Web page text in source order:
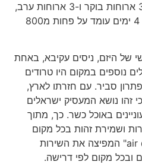
לאתרי הנופש. המחיר עבור 3 ארוחות בוקר ו-3 ארוחות ערב,
בחופשה ממוצעת 3 לילות ו- 4 ימים עומד על פחות מ800
של היזם, ניסים עקיבא, באחת
נוספים במקום היו טרודים
סביר. עם חזרתו לארץ,
זהו נושא המעסיק ישראלים
באוכל כשר. כך, מתוך
ושמירת זהות בכל מקום
בעולם, נולדה "אייר שף air chef" המפיצה את השירות
ובכל מקום לפי דרישה.